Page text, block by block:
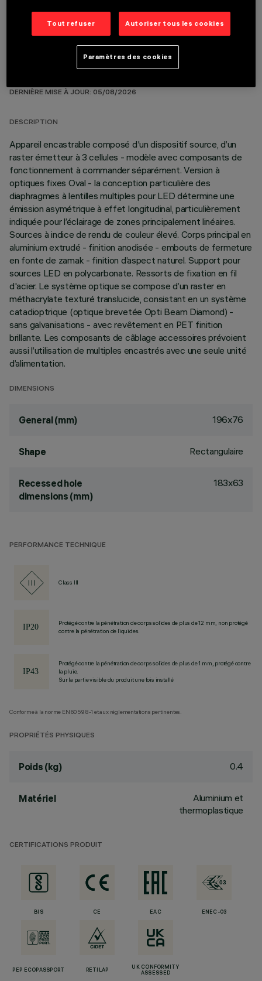
DERNIÈRE MISE À JOUR: 05/08/2026
DESCRIPTION
Appareil encastrable composé d'un dispositif source, d’un
raster émetteur à 3 cellules - modèle avec composants de
fonctionnement à commander séparément. Version à
optiques fixes Oval - la conception particulière des
diaphragmes à lentilles multiples pour LED détermine une
émission asymétrique à effet longitudinal, particulièrement
indiquée pour l’éclairage de zones principalement linéaires.
Sources à indice de rendu de couleur élevé. Corps principal en
aluminium extrudé - finition anodisée - embouts de fermeture
en fonte de zamak - finition d’aspect naturel. Support pour
sources LED en polycarbonate. Ressorts de fixation en fil
d'acier. Le système optique se compose d’un raster en
méthacrylate texturé translucide, consistant en un système
catadioptrique (optique brevetée Opti Beam Diamond) -
sans galvanisations - avec revêtement en PET finition
brillante. Les composants de câblage accessoires prévoient
aussi l’utilisation de multiples encastrés avec une seule unité
d’alimentation.
DIMENSIONS
General (mm) 196x76
Shape Rectangulaire
Recessed hole
dimensions (mm)
183x63
PERFORMANCE TECHNIQUE
Class III
Protégé contre la pénétration de corps solides de plus de 12 mm, non protégé
contre la pénétration de liquides.
Protégé contre la pénétration de corps solides de plus de 1 mm, protégé contre
la pluie.
Sur la partie visible du produit une fois installé
Conforme à la norme EN60598-1 et aux réglementations pertinentes.
PROPRIÉTÉS PHYSIQUES
Poids (kg) 0.4
Matériel
Aluminium et
thermoplastique
CERTIFICATIONS PRODUIT
BIS CE EAC ENEC-03
PEP ECOPASSPORT RETILAP
UK CONFORMITY
ASSESSED
Tout refuser Autoriser tous les cookies
Paramètres des cookies